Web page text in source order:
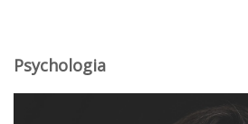
Psychologia